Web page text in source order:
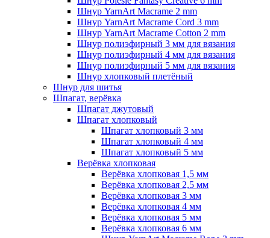
Шнур YarnArt Macrame 2 mm
Шнур YarnArt Macrame Cord 3 mm
Шнур YarnArt Macrame Cotton 2 mm
Шнур полиэфирный 3 мм для вязания
Шнур полиэфирный 4 мм для вязания
Шнур полиэфирный 5 мм для вязания
Шнур хлопковый плетёный
Шнур для шитья
Шпагат, верёвка
Шпагат джутовый
Шпагат хлопковый
Шпагат хлопковый 3 мм
Шпагат хлопковый 4 мм
Шпагат хлопковый 5 мм
Верёвка хлопковая
Верёвка хлопковая 1,5 мм
Верёвка хлопковая 2,5 мм
Верёвка хлопковая 3 мм
Верёвка хлопковая 4 мм
Верёвка хлопковая 5 мм
Верёвка хлопковая 6 мм